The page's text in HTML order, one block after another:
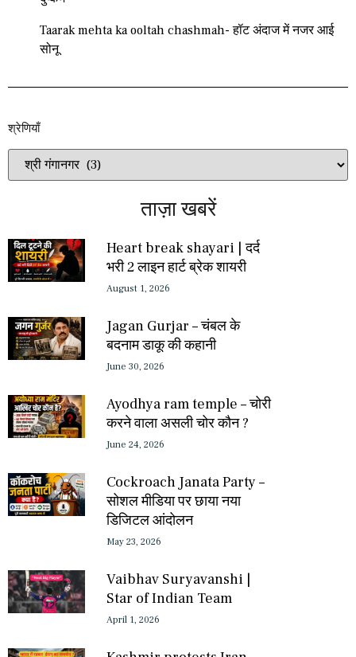
Taarak mehta ka ooltah chashmah- हॉट अंदाज में नजर आई
सोनू
श्रेणियाँ​​
ताज़ा खबरें
Heart break shayari | दर्द
भरी 2 लाइन हार्ट ब्रेक शायरी
August 1, 2026
Jagan Gurjar – चंबल के
बदनाम डाकू की कहानी
June 30, 2026
Ayodhya ram temple – चोरी
करने वाला असली चोर कौन ?
June 24, 2026
Cockroach Janata Party –
सोशल मीडिया पर छाया नया
डिजिटल आंदोलन
May 23, 2026
Vaibhav Suryavanshi |
Star of Indian Team
April 1, 2026